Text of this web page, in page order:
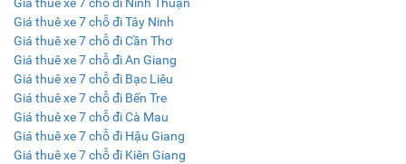
Giá thuê xe 7 chỗ đi Ninh Thuận
Giá thuê xe 7 chỗ đi Tây Ninh
Giá thuê xe 7 chỗ đi Cần Thơ
Giá thuê xe 7 chỗ đi An Giang
Giá thuê xe 7 chỗ đi Bạc Liêu
Giá thuê xe 7 chỗ đi Bến Tre
Giá thuê xe 7 chỗ đi Cà Mau
Giá thuê xe 7 chỗ đi Hậu Giang
Giá thuê xe 7 chỗ đi Kiên Giang